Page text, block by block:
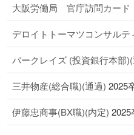
大阪労働局 官庁訪問カード
デロイトトーマツコンサルテ
バークレイズ (投資銀行本部
三井物産(総合職)(通過) 2025
伊藤忠商事(BX職)(内定) 2025